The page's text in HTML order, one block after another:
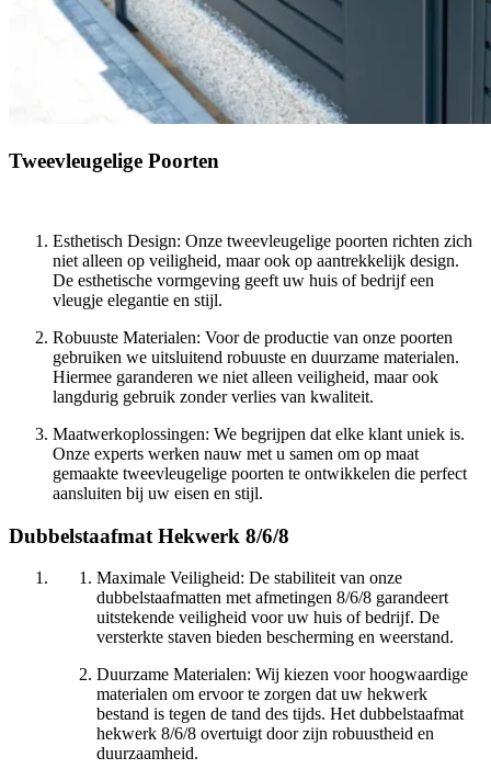
Tweevleugelige Poorten
Esthetisch Design: Onze tweevleugelige poorten richten zich
niet alleen op veiligheid, maar ook op aantrekkelijk design.
De esthetische vormgeving geeft uw huis of bedrijf een
vleugje elegantie en stijl.
Robuuste Materialen: Voor de productie van onze poorten
gebruiken we uitsluitend robuuste en duurzame materialen.
Hiermee garanderen we niet alleen veiligheid, maar ook
langdurig gebruik zonder verlies van kwaliteit.
Maatwerkoplossingen: We begrijpen dat elke klant uniek is.
Onze experts werken nauw met u samen om op maat
gemaakte tweevleugelige poorten te ontwikkelen die perfect
aansluiten bij uw eisen en stijl.
Dubbelstaafmat Hekwerk 8/6/8
Maximale Veiligheid: De stabiliteit van onze
dubbelstaafmatten met afmetingen 8/6/8 garandeert
uitstekende veiligheid voor uw huis of bedrijf. De
versterkte staven bieden bescherming en weerstand.
Duurzame Materialen: Wij kiezen voor hoogwaardige
materialen om ervoor te zorgen dat uw hekwerk
bestand is tegen de tand des tijds. Het dubbelstaafmat
hekwerk 8/6/8 overtuigt door zijn robuustheid en
duurzaamheid.